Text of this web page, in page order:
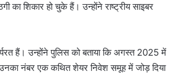
शिकार हो चुके हैं। उन्होंने राष्ट्रीय साइबर
हैं। उन्होंने पुलिस को बताया कि अगस्त 2025 में
नंबर एक कथित शेयर निवेश समूह में जोड़ दिया